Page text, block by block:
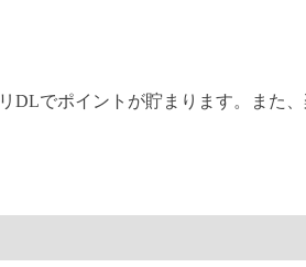
DLでポイントが貯まります。また、